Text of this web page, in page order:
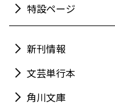
特設ページ
新刊情報
文芸単行本
角川文庫